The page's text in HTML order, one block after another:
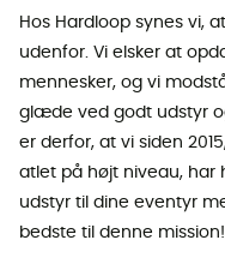
Hos Hardloop synes vi,
udenfor. Vi elsker at
mennesker, og vi
glæde ved godt udstyr
er derfor, at vi siden
atlet på højt niveau, har
udstyr til dine eventyr
bedste til denne mission!